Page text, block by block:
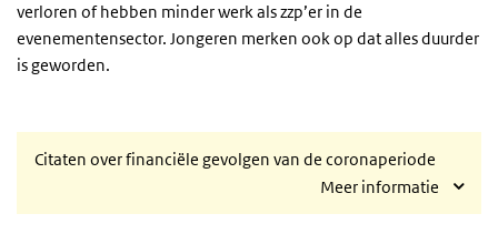
verloren of hebben minder werk als zzp’er in de
evenementensector. Jongeren merken ook op dat alles duurder
is geworden.
Citaten over financiële gevolgen van de coronaperiode
Meer informatie